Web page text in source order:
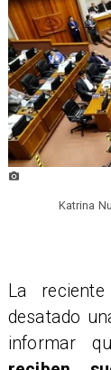
Katrina
La
desatado
informar